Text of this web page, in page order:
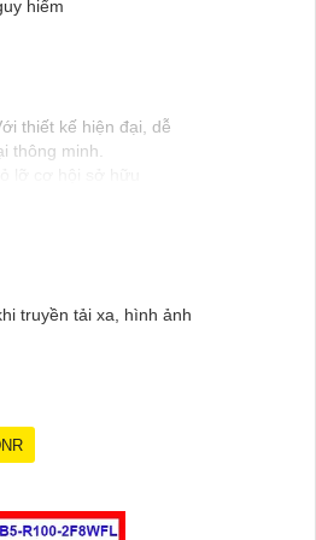
hiểm
thiết kế hiện đại, dễ
thông minh.
truyền tải xa, hình ảnh